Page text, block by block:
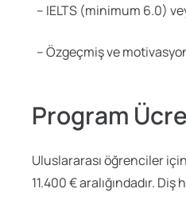
– IELTS (minimum 6.0)
– Özgeçmiş ve
Program
Uluslararası öğrenciler için
11.400 € aralığındadır.